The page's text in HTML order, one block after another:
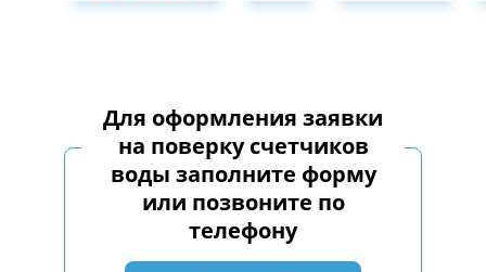
Для оформления заявки
на поверку счетчиков
воды заполните форму
или позвоните по
телефону